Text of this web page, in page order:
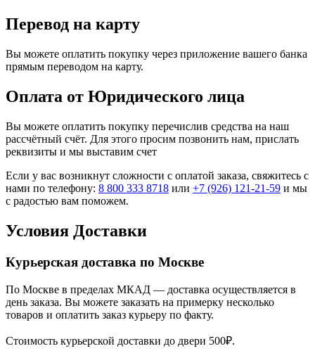
Перевод на карту
Вы можете оплатить покупку через приложение вашего банка
прямым переводом на карту.
Оплата от Юридического лица
Вы можете оплатить покупку перечислив средства на наш
рассчётный счёт. Для этого просим позвонить нам, прислать
реквизиты и мы выставим счет
Если у вас возникнут сложности с оплатой заказа, свяжитесь с
нами по телефону: 8 800 333 8718 или +7 (926) 121-21-59 и мы
с радостью вам поможем.
Условия Доставки
Курьерская доставка по Москве
По Москве в пределах МКАД — доставка осуществляется в
день заказа. Вы можете заказать на примерку несколько
товаров и оплатить заказ курьеру по факту.
Стоимость курьерской доставки до двери 500₽.